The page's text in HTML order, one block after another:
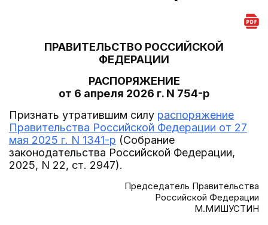
ПРАВИТЕЛЬСТВО РОССИЙСКОЙ
ФЕДЕРАЦИИ
РАСПОРЯЖЕНИЕ
от 6 апреля 2026 г. N 754-р
Признать утратившим силу распоряжение
Правительства Российской Федерации от 27
мая 2025 г. N 1341-р (Собрание
законодательства Российской Федерации,
2025, N 22, ст. 2947).
Председатель Правительства
Российской Федерации
М.МИШУСТИН